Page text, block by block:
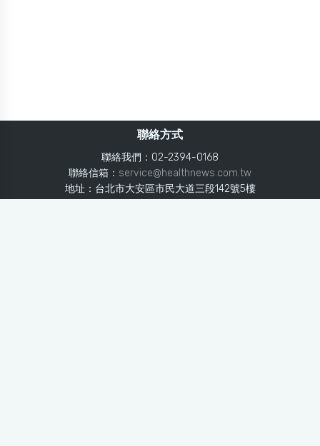
聯絡方式
聯絡我們：02-2394-0168
聯絡信箱： service@healthnews.com.tw
地址：台北市大安區市民大道三段142號5樓